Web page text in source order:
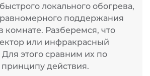
локального обогрева,
поддержания
комнате. Разберемся, что
или инфракрасный
Для этого сравним их по
действия.